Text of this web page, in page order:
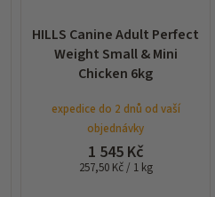
HILLS Canine Adult Perfect
Weight Small & Mini
Chicken 6kg
expedice do 2 dnů od vaší
objednávky
1 545 Kč
Měrná
257,50 Kč / 1 kg